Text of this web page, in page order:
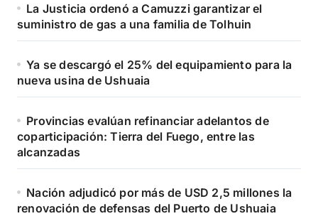
La Justicia ordenó a Camuzzi garantizar el
suministro de gas a una familia de Tolhuin
Ya se descargó el 25% del equipamiento para la
nueva usina de Ushuaia
Provincias evalúan refinanciar adelantos de
coparticipación: Tierra del Fuego, entre las
alcanzadas
Nación adjudicó por más de USD 2,5 millones la
renovación de defensas del Puerto de Ushuaia